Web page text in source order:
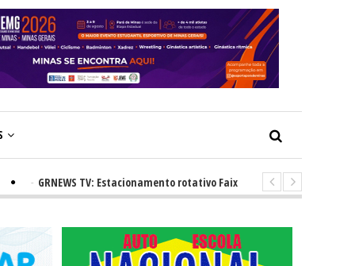
GRNEWS TV: Estacionamento rotativo Faixa Azul e novos radares